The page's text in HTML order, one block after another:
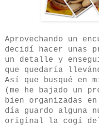
Aprovechando un
decidí hacer unas
un detalle y
que quedaría
Así que busqué en
(me he bajado un
bien organizadas
día guardo alguna
original la cogí del